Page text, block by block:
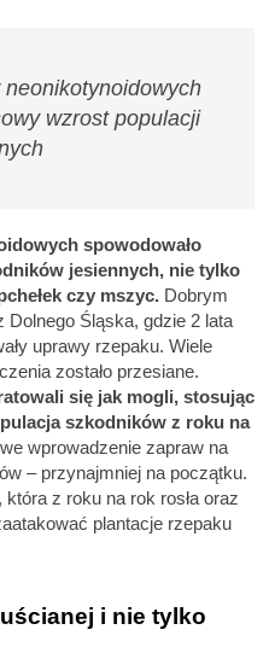
wzrost populacji
spowodowało
jesiennych, nie tylko
czy mszyc. Dobrym
Dolnego Śląska, gdzie 2 lata
uprawy rzepaku. Wiele
zostało przesiane.
się jak mogli, stosując
szkodników z roku na
wprowadzenie zapraw na
– przynajmniej na początku.
z roku na rok rosła oraz
plantacje rzepaku
i nie tylko